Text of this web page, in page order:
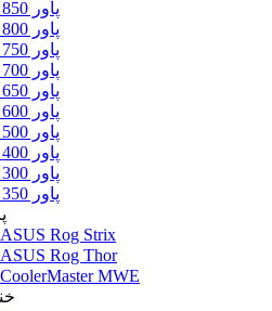
پاور 850 وات
پاور 800 وات
پاور 750 وات
پاور 700 وات
پاور 650 وات
پاور 600 وات
پاور 500 وات
پاور 400 وات
پاور 300 وات
پاور 350 وات
پاور ASUS Rog Strix
پاور ASUS Rog Thor
پاور CoolerMaster MWE